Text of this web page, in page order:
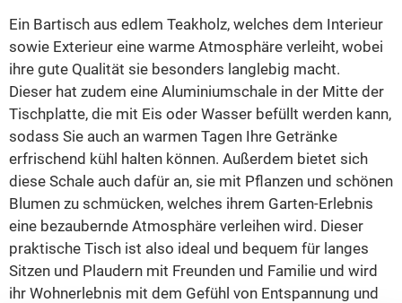
Ein Bartisch aus edlem Teakholz, welches dem Interieur
sowie Exterieur eine warme Atmosphäre verleiht, wobei
ihre gute Qualität sie besonders langlebig macht.
Dieser hat zudem eine Aluminiumschale in der Mitte der
Tischplatte, die mit Eis oder Wasser befüllt werden kann,
sodass Sie auch an warmen Tagen Ihre Getränke
erfrischend kühl halten können. Außerdem bietet sich
diese Schale auch dafür an, sie mit Pflanzen und schönen
Blumen zu schmücken, welches ihrem Garten-Erlebnis
eine bezaubernde Atmosphäre verleihen wird. Dieser
praktische Tisch ist also ideal und bequem für langes
Sitzen und Plaudern mit Freunden und Familie und wird
ihr Wohnerlebnis mit dem Gefühl von Entspannung und